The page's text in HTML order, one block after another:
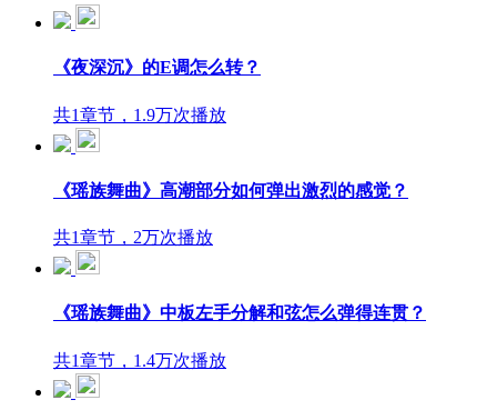
《夜深沉》的E调怎么转？
共1章节，1.9万次播放
《瑶族舞曲》高潮部分如何弹出激烈的感觉？
共1章节，2万次播放
《瑶族舞曲》中板左手分解和弦怎么弹得连贯？
共1章节，1.4万次播放